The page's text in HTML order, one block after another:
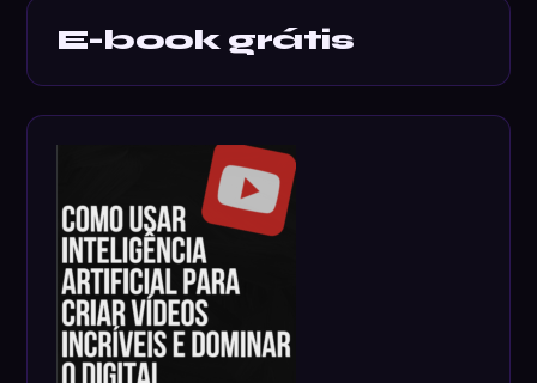
E-book grátis